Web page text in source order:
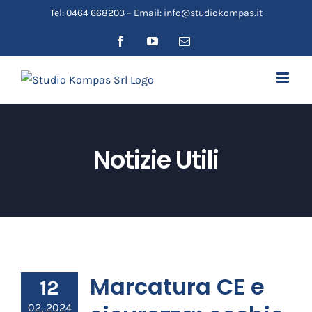
Tel: 0464 668203 – Email: info@studiokompas.it
FacebookYouTubeEmail
Notizie Utili
12
02, 2024
Marcatura CE e